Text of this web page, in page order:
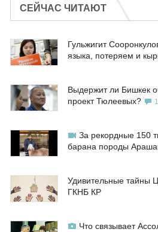
СЕЙЧАС ЧИТАЮТ
Гульжигит
языка, потеряем и
Выдержит ли Бишкек
проект Тюлеевых?
1
За рекордные 150
барана породы
Удивительные тайны
ГКНБ КР
Что связывает